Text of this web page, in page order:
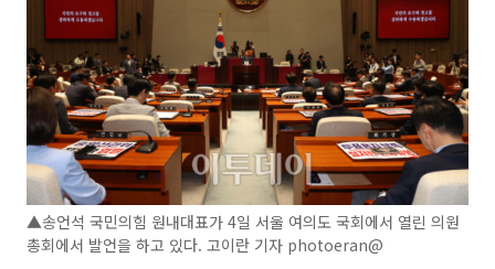
▲송언석 국민의힘 원내대표가 4일 서울 여의도 국회에서 열린 의원
총회에서 발언을 하고 있다. 고이란 기자 photoeran@